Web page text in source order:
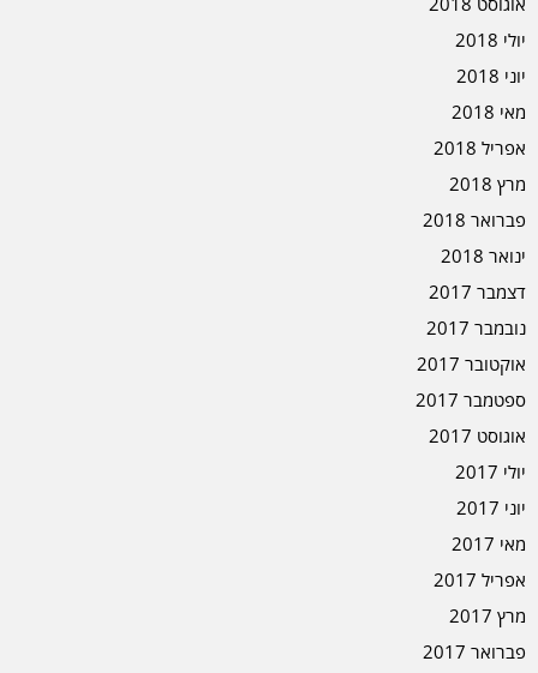
יולי 2018
יוני 2018
מאי 2018
אפריל 2018
מרץ 2018
פברואר 2018
ינואר 2018
דצמבר 2017
נובמבר 2017
אוקטובר 2017
ספטמבר 2017
אוגוסט 2017
יולי 2017
יוני 2017
מאי 2017
אפריל 2017
מרץ 2017
פברואר 2017